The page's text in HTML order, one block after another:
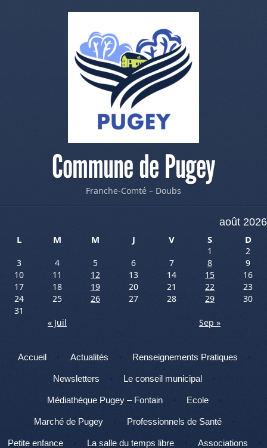
Commune de Pugey
Franche-Comté – Doubs
août 2026
L
M M J V S D
1
2
3
4 5 6 7 8
9
10
11 12 13 14 15
16
17
18 19 20 21 22
23
24
25 26 27 28 29
30
31
« Juil
Sep »
Menu
Aller au contenu
Accueil Actualités Renseignements Pratiques
Newsletters Le conseil municipal
Médiathèque Pugey – Fontain Ecole
Marché de Pugey Professionnels de Santé
Petite enfance La salle du temps libre Associations